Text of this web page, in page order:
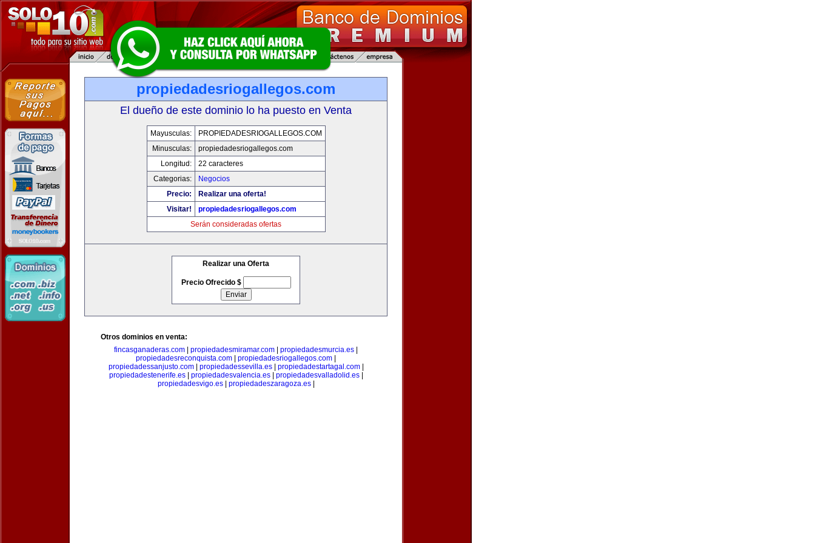
propiedadesriogallegos.com
El dueño de este dominio lo ha puesto en Venta
Mayusculas:
PROPIEDADESRIOGALLEGOS.COM
Minusculas:
propiedadesriogallegos.com
Longitud:
22 caracteres
Categorias:
Negocios
Precio:
Realizar una oferta!
Visitar!
propiedadesriogallegos.com
Serán consideradas ofertas
Realizar una Oferta
Precio Ofrecido $
Otros dominios en venta:
fincasganaderas.com
propiedadesmiramar.com propiedadesmurcia.es
propiedadesreconquista.com
propiedadesriogallegos.com
propiedadessanjusto.com| propiedadessevilla.es| propiedadestartagal.com|
propiedadestenerife.es| propiedadesvalencia.es| propiedadesvalladolid.es|
propiedadesvigo.es| propiedadeszaragoza.es|